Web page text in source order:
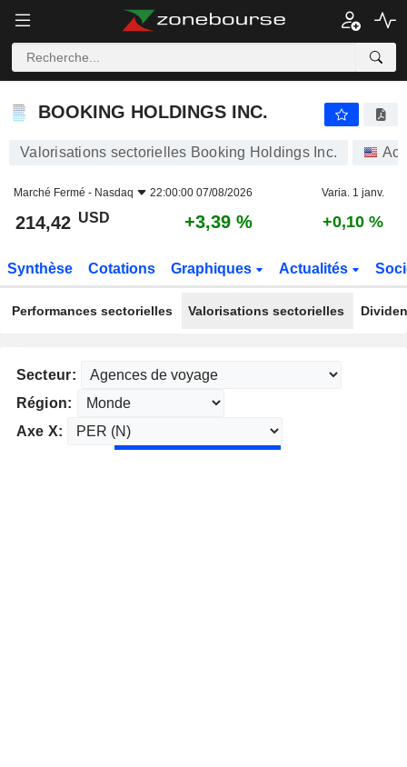
BOOKING HOLDINGS INC.
BOOKING HOLDINGS INC.
Valorisations sectorielles Booking Holdings Inc.
Marché Fermé - Nasdaq 22:00:00 07/08/2026 Varia. 1 janv.
214,42 USD +3,39 % +0,10 %
Synthèse Cotations Graphiques Actualités
Performances sectorielles Valorisations sectorielles
Secteur:
Région:
Axe X: